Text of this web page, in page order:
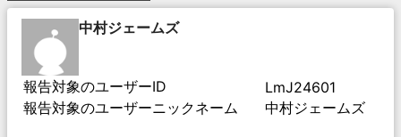
中村ジェームズ
報告対象のユーザーID
LmJ24601
報告対象のユーザーニックネーム
中村ジェームズ